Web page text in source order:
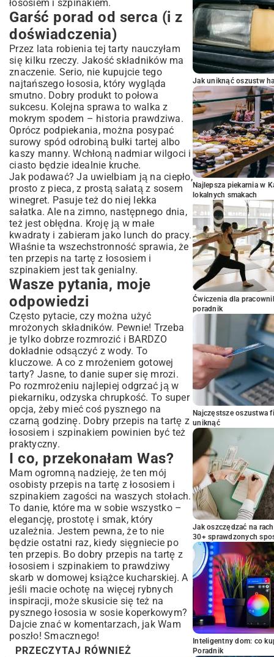
łososiem i szpinakiem.
Garść porad od serca (i z
doświadczenia)
Przez lata robienia tej tarty nauczyłam
się kilku rzeczy. Jakość składników ma
znaczenie. Serio, nie kupujcie tego
najtańszego łososia, który wygląda
smutno. Dobry produkt to połowa
sukcesu. Kolejna sprawa to walka z
mokrym spodem – historia prawdziwa.
Oprócz podpiekania, można posypać
surowy spód odrobiną bułki tartej albo
kaszy manny. Wchłoną nadmiar wilgoci i
ciasto będzie idealnie kruche.
Jak podawać? Ja uwielbiam ją na ciepło,
prosto z pieca, z prostą sałatą z sosem
winegret. Pasuje też do niej lekka
sałatka. Ale na zimno, następnego dnia,
też jest obłędna. Kroję ją w małe
kwadraty i zabieram jako lunch do pracy.
Właśnie ta wszechstronność sprawia, że
ten przepis na tartę z łososiem i
szpinakiem jest tak genialny.
Wasze pytania, moje
odpowiedzi
Często pytacie, czy można użyć
mrożonych składników. Pewnie! Trzeba
je tylko dobrze rozmrozić i BARDZO
dokładnie odsączyć z wody. To
kluczowe. A co z mrożeniem gotowej
tarty? Jasne, to danie super się mrozi.
Po rozmrożeniu najlepiej odgrzać ją w
piekarniku, odzyska chrupkość. To super
opcja, żeby mieć coś pysznego na
czarną godzinę. Dobry przepis na tartę z
łososiem i szpinakiem powinien być też
praktyczny.
I co, przekonałam Was?
Mam ogromną nadzieję, że ten mój
osobisty przepis na tartę z łososiem i
szpinakiem zagości na waszych stołach.
To danie, które ma w sobie wszystko –
elegancję, prostotę i smak, który
uzależnia. Jestem pewna, że to nie
będzie ostatni raz, kiedy sięgniecie po
ten przepis. Bo dobry przepis na tartę z
łososiem i szpinakiem to prawdziwy
skarb w domowej książce kucharskiej. A
jeśli macie ochotę na więcej rybnych
inspiracji, może skusicie się też na
pysznegołososia w sosie koperkowym?
Dajcie znać w komentarzach, jak Wam
poszło! Smacznego!
PRZECZYTAJ RÓWNIEŻ
Jak uniknąć oszustw
Najlepsza piekarnia w
lokalnych smakach
Ćwiczenia dla
poradnik
Najczęstsze oszustwa
uniknąć
Jak oszczędzać na
30+ sprawdzonych
Inteligentny dom: co
Poradnik